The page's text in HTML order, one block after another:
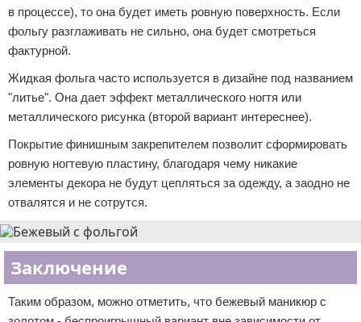
в процессе), то она будет иметь ровную поверхность. Если
фольгу разглаживать не сильно, она будет смотреться
фактурной.
Жидкая фольга часто используется в дизайне под названием
"литье". Она дает эффект металлического ногтя или
металлического рисунка (второй вариант интереснее).
Покрытие финишным закрепителем позволит сформировать
ровную ногтевую пластину, благодаря чему никакие
элементы декора не будут цепляться за одежду, а заодно не
отвалятся и не сотрутся.
Заключение
Таким образом, можно отметить, что бежевый маникюр с